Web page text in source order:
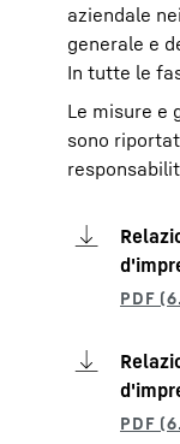
aziendale
generale e
In tutte le
Le misure e
sono